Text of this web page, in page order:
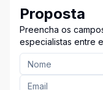
Proposta
Preencha os
especialistas entre